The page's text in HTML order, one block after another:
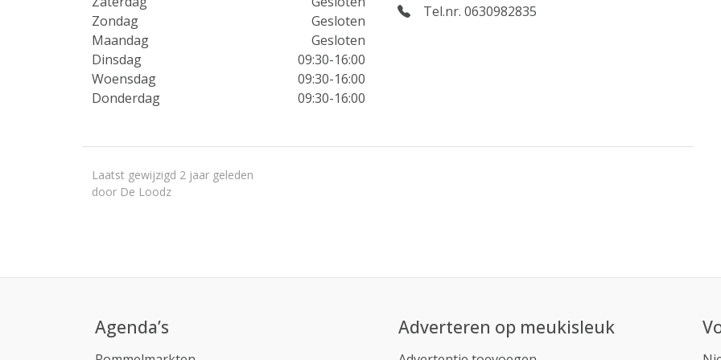
Zondag
Gesloten
Maandag
Gesloten
Dinsdag
09:30-16:00
Woensdag
09:30-16:00
Donderdag
09:30-16:00
Tel.nr. 0630982835
Laatst gewijzigd 2 jaar geleden
door De Loodz
Agenda’s Adverteren op meukisleuk